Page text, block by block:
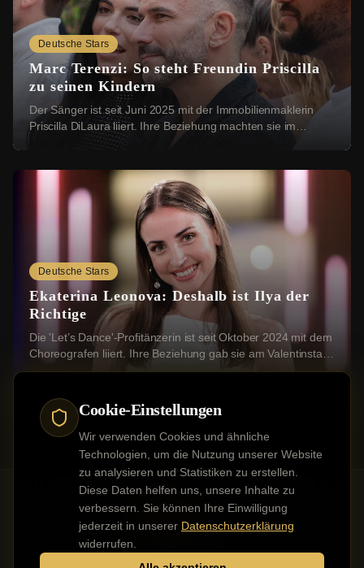
Cookie-Einstellungen
Wir verwenden Cookies und ähnliche
Technologien, um die Nutzung unserer Website
zu analysieren und Statistiken zu erstellen.
Diese Daten helfen uns, unsere Inhalte zu
verbessern. Sie können Ihre Einwilligung
jederzeit in unserer Datenschutzerklärung
widerrufen.
Deutsche Stars
Marc Terenzi: So steht Freundin Priscilla
zu seinen Kindern
Der Sänger ist seit Juni 2025 mit der Immobilienmaklerin
Priscilla DiLaura liiert. Ihre Beziehung machten sie im
Deutsche Stars
Ekaterina Leonova: Deshalb ist Ilya der
Richtige
Die 'Let’s Dance'-Profitänzerin ist seit Oktober 2024 mit dem
Choreografen liiert. Ihre Beziehung gab sie am Valentinstag
2025 mit einem romantischen ...
KontaktImpressum